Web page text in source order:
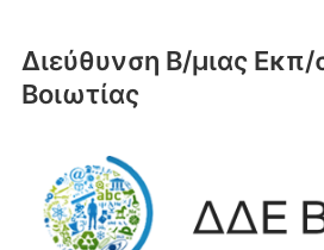
Διεύθυνση Β/μιας Εκπ/
Βοιωτίας